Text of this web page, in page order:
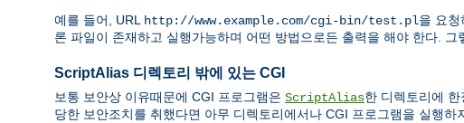
예를 들어, URL http://www.example.com/cgi-bin/test.pl을 요청
론 파일이 존재하고 실행가능하며 어떤 방법으로든 출력을 해야 한다.
ScriptAlias 디렉토리 밖에 있는 CGI
보통 보안상 이유때문에 CGI 프로그램은 ScriptAlias한 디렉토리에
당한 보안조치를 취했다면 아무 디렉토리에서나 CGI 프로그램을 실행하